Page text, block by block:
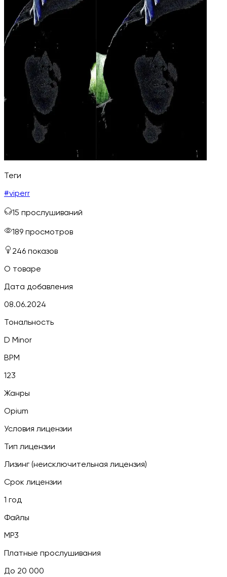
Теги
#viperr
15 прослушиваний
189 просмотров
246 показов
О товаре
Дата добавления
08.06.2024
Тональность
D Minor
BPM
123
Жанры
Opium
Условия лицензии
Тип лицензии
Лизинг (неисключительная лицензия)
Срок лицензии
1 год
Файлы
MP3
Платные прослушивания
До 20 000